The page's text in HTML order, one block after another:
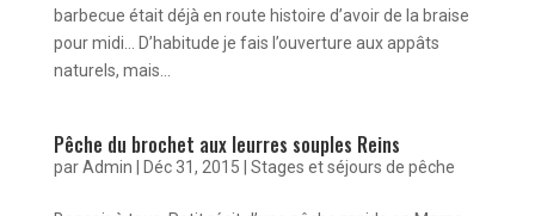
barbecue était déjà en route histoire d’avoir de la braise
pour midi… D’habitude je fais l’ouverture aux appâts
naturels, mais...
Pêche du brochet aux leurres souples Reins
parAdmin Déc 31, 2015 Stages et séjours de pêche